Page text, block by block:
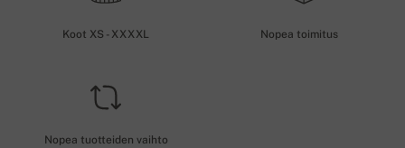
Koot XS - XXXXL Nopea toimitus
Nopea tuotteiden vaihto